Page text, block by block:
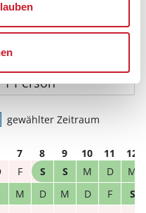
bei der
ergeben
gewählter Zeitraum
7 8 9 10 11
12
F S S M D
M
M D M D F
S